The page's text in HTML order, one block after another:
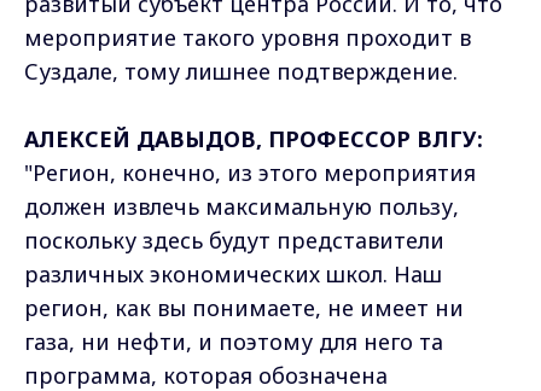
мероприятие такого уровня проходит в
Суздале, тому лишнее подтверждение.
АЛЕКСЕЙ ДАВЫДОВ, ПРОФЕССОР ВЛГУ:
"Регион, конечно, из этого мероприятия
должен извлечь максимальную пользу,
поскольку здесь будут представители
различных экономических школ. Наш
регион, как вы понимаете, не имеет ни
газа, ни нефти, и поэтому для него та
программа, которая обозначена